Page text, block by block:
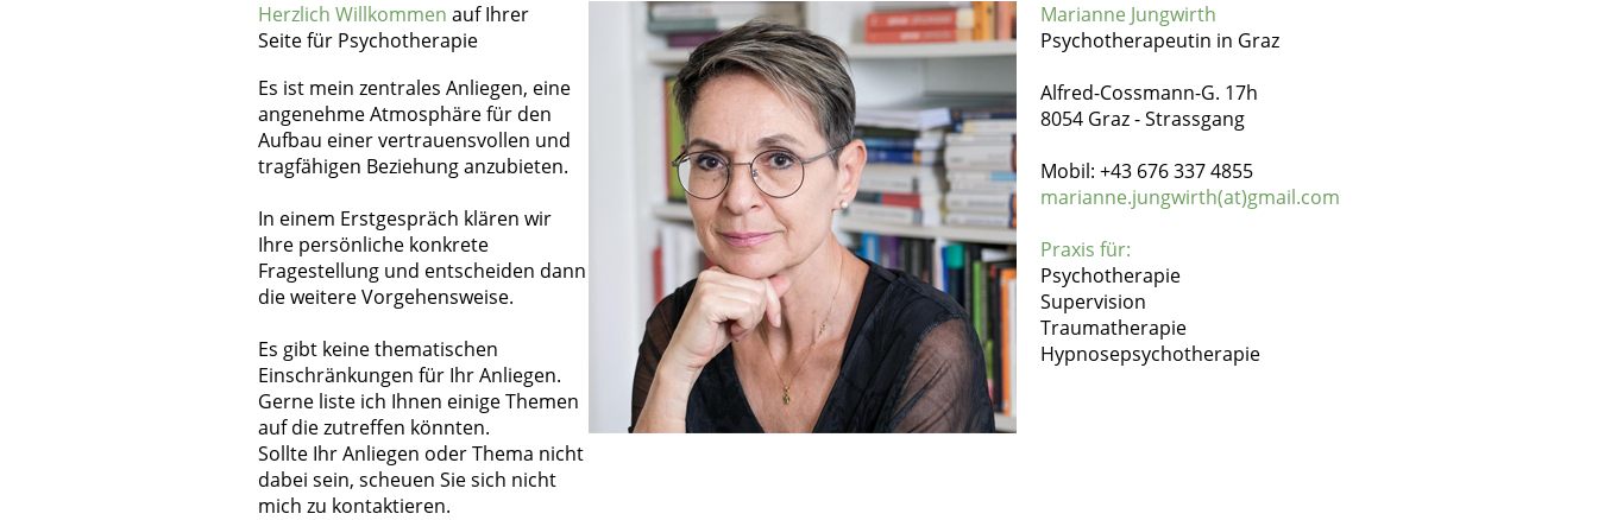
Herzlich Willkommen auf Ihrer
Seite für Psychotherapie
Es ist mein zentrales Anliegen, eine
angenehme Atmosphäre für den
Aufbau einer vertrauensvollen und
tragfähigen Beziehung anzubieten.
In einem Erstgespräch klären wir
Ihre persönliche konkrete
Fragestellung und entscheiden dann
die weitere Vorgehensweise.
Es gibt keine thematischen
Einschränkungen für Ihr Anliegen.
Gerne liste ich Ihnen einige Themen
auf die zutreffen könnten.
Sollte Ihr Anliegen oder Thema nicht
dabei sein, scheuen Sie sich nicht
mich zu kontaktieren.
Marianne Jungwirth
Psychotherapeutin in Graz
Alfred-Cossmann-G. 17h
8054 Graz - Strassgang
Mobil: +43 676 337 4855
marianne.jungwirth(at)gmail.com
Praxis für:
Psychotherapie
Supervision
Traumatherapie
Hypnosepsychotherapie